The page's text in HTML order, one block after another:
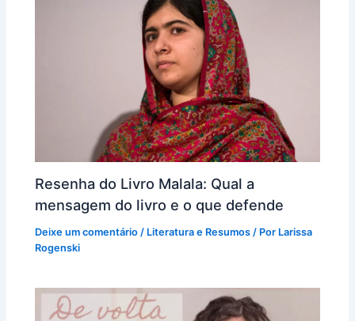
Resenha do Livro Malala: Qual a
mensagem do livro e o que defende
Deixe um comentário / Literatura e Resumos / Por Larissa
Rogenski